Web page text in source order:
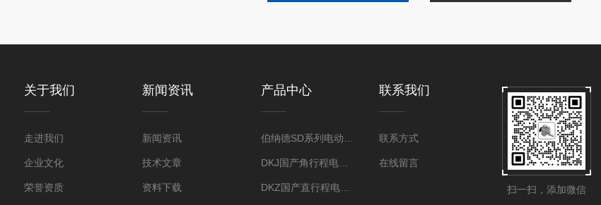
关于我们
走进我们
企业文化
荣誉资质
新闻资讯
新闻资讯
技术文章
资料下载
产品中心
DKJ国产角行程电动执行器
DKZ国产直行程电动执行器
联系我们
联系方式
在线留言
扫一扫，添加微信